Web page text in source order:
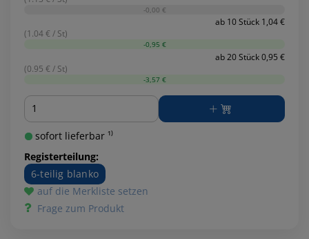
-0,00 €
ab 10 Stück 1,04 €
(1.04 € / St)
-0,95 €
ab 20 Stück 0,95 €
(0.95 € / St)
-3,57 €
Menge
sofort lieferbar ¹⁾
Registerteilung:
6-teilig blanko
auf die Merkliste setzen
Frage zum Produkt